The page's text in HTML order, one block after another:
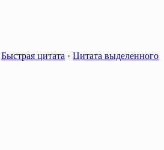
Быстрая цитата · Цитата выделенного